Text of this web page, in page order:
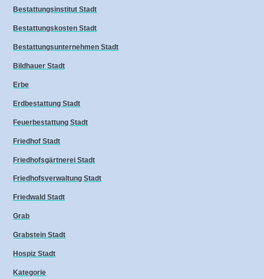
Bestattungsinstitut Stadt
Bestattungskosten Stadt
Bestattungsunternehmen Stadt
Bildhauer Stadt
Erbe
Erdbestattung Stadt
Feuerbestattung Stadt
Friedhof Stadt
Friedhofsgärtnerei Stadt
Friedhofsverwaltung Stadt
Friedwald Stadt
Grab
Grabstein Stadt
Hospiz Stadt
Kategorie